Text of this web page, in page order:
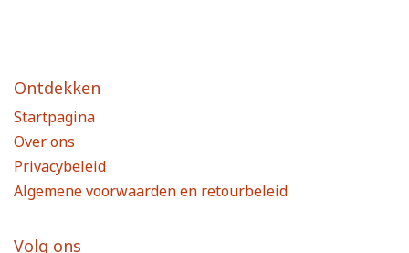
Ontdekken
Startpagina
Over ons
Privacybeleid
Algemene voorwaarden en retourbeleid
Volg ons